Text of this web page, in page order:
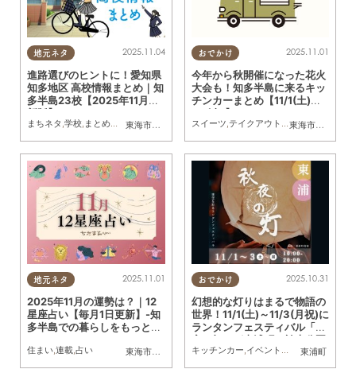
地元ネタ
東海市
,大府市 知多市 ,東浦町,阿久比町 ,半田市,常滑市
2025.11.04
進路選びのヒントに！愛知県
知多地区 高校情報まとめ｜知
多半島23校【2025年11月最
新版】
まちネタ ,学校, まとめ記事 ,親子,家族
おでかけ
東海市
,大府市
2025.11.01
今年から秋開催になった花火
大会も！知多半島に来るキッ
チンカーまとめ【11/1(土)～1
1/7(金)】
スイーツ,テイクアウト ,キッチンカー
地元ネタ
東海市
,大府市 知多市,東浦町,阿久比町 ,半田市,常滑市
2025.11.01
2025年11月の運勢は？｜12
星座占い【毎月1日更新】-知
多半島での暮らしをもっとH
住まい 連載 占い
おでかけ
東浦町
2025.10.31
幻想的な灯りはまるで物語の
世界！11/1(土)～11/3(月祝)に
ランタンフェスティバル「秋
夜の灯」が東浦町の於大公園
で開催
キッチンカー イベント 季節ネタ,家族